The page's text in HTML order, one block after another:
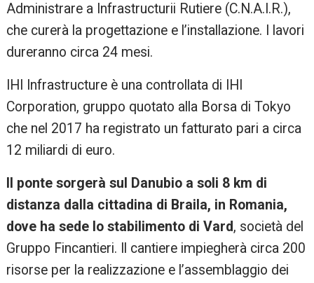
Administrare a Infrastructurii Rutiere (C.N.A.I.R.),
che curerà la progettazione e l’installazione. I lavori
dureranno circa 24 mesi.
IHI Infrastructure è una controllata di IHI
Corporation, gruppo quotato alla Borsa di Tokyo
che nel 2017 ha registrato un fatturato pari a circa
12 miliardi di euro.
Il ponte sorgerà sul Danubio a soli 8 km di
distanza dalla cittadina di Braila, in Romania,
dove ha sede lo stabilimento di Vard, società del
Gruppo Fincantieri. Il cantiere impiegherà circa 200
risorse per la realizzazione e l’assemblaggio dei